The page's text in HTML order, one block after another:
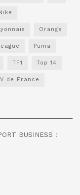
Nike
Orange
Puma
TF1 Top 14
de France
BUSINESS :